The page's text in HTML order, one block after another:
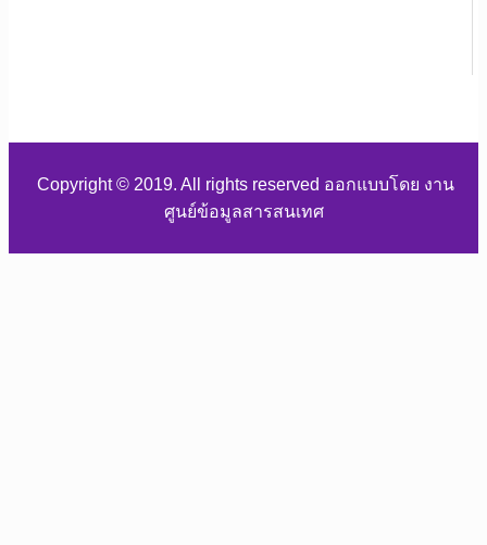
Copyright © 2019. All rights reserved ออกแบบโดย งาน
ศูนย์ข้อมูลสารสนเทศ